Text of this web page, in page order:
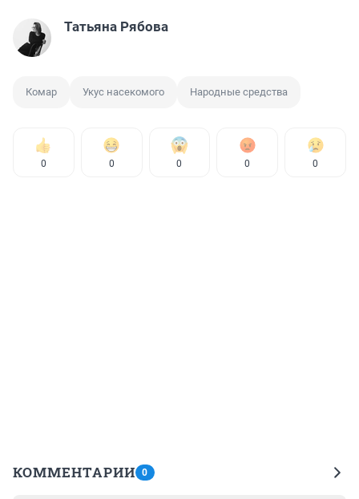
Татьяна Рябова
Комар Укус насекомого Народные средства
0 0 0 0 0
КОММЕНТАРИИ 0